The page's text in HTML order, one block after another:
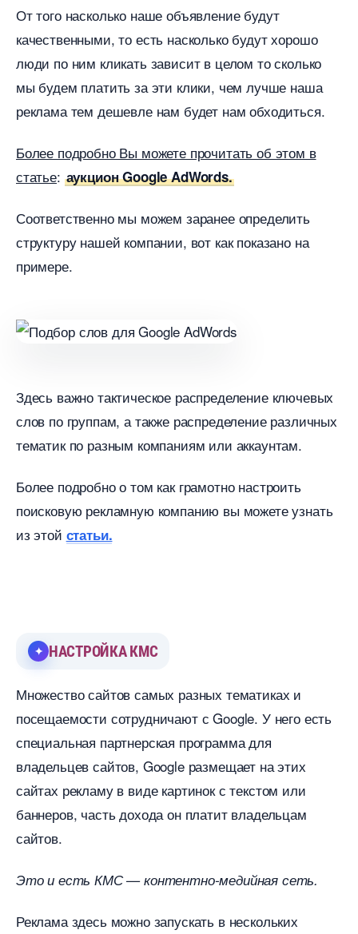
От того насколько наше объявление будут
качественными, то есть насколько будут хорошо
люди по ним кликать зависит в целом то сколько
мы будем платить за эти клики, чем лучше наша
реклама тем дешевле нам будет нам обходиться.
Более подробно Вы можете прочитать об этом
статье: аукцион Google AdWords.
Соответственно мы можем заранее определить
структуру нашей компании, вот как показано на
примере.
Здесь важно тактическое распределение ключевых
слов по группам, а также распределение различных
тематик по разным компаниям или аккаунтам.
Более подробно о том как грамотно настроить
поисковую рекламную компанию вы можете узнать
из этой статьи.
НАСТРОЙКА КМС
Множество сайтов самых разных тематиках и
посещаемости сотрудничают с Google. У него есть
специальная партнерская программа для
ладельцев сайтов, Google размещает на этих
сайтах рекламу в виде картинок с текстом или
аннеров, часть дохода он платит владельцам
сайтов.
Это и есть КМС — контентно-медийная сеть.
Реклама здесь можно запускать в нескольких